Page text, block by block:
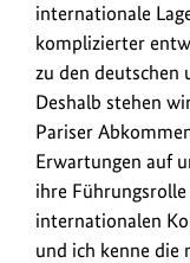
internationale
komplizierter
zu den deutschen
Deshalb stehen
Pariser
Erwartungen auf
ihre
internationalen
und ich kenne die